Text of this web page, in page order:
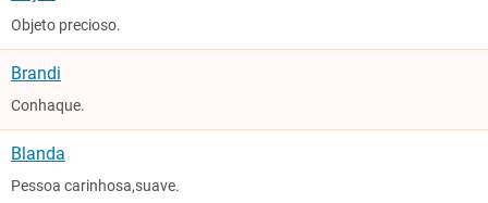
Objeto precioso.
Brandi
Conhaque.
Blanda
Pessoa carinhosa,suave.